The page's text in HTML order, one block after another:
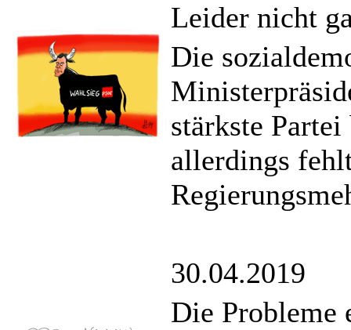
Leider nicht
Die
stärkste
allerdings
30.04.2019
Die Probleme